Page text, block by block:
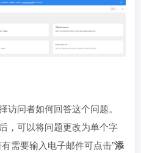
访问者如何回答这个问题。
，可以将问题更改为单个字
需要输入电子邮件可点击”添